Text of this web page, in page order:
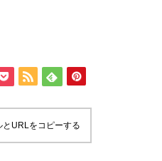
とURLをコピーする